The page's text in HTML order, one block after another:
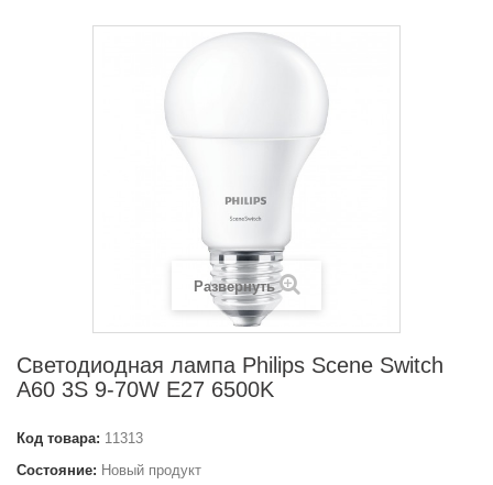
Развернуть
Светодиодная лампа Philips Scene Switch
A60 3S 9-70W E27 6500K
Код товара: 11313
Состояние: Новый продукт